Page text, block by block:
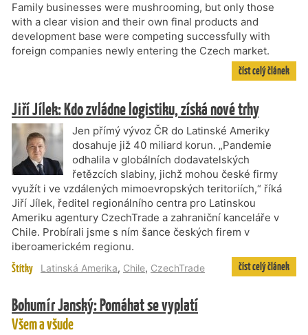
Family businesses were mushrooming, but only those
with a clear vision and their own final products and
development base were competing successfully with
foreign companies newly entering the Czech market.
číst celý článek
Jiří Jílek: Kdo zvládne logistiku, získá nové trhy
Jen přímý vývoz ČR do Latinské Ameriky
dosahuje již 40 miliard korun. „Pandemie
odhalila v globálních dodavatelských
řetězcích slabiny, jichž mohou české firmy
využít i ve vzdálených mimoevropských teritoriích,“ říká
Jiří Jílek, ředitel regionálního centra pro Latinskou
Ameriku agentury CzechTrade a zahraniční kanceláře v
Chile. Probírali jsme s ním šance českých firem v
iberoamerickém regionu.
Štítky Latinská Amerika, Chile, CzechTrade číst celý článek
Bohumír Janský: Pomáhat se vyplatí
Všem a všude